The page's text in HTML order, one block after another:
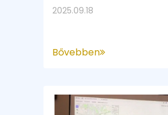
2025.09.18
Bővebben